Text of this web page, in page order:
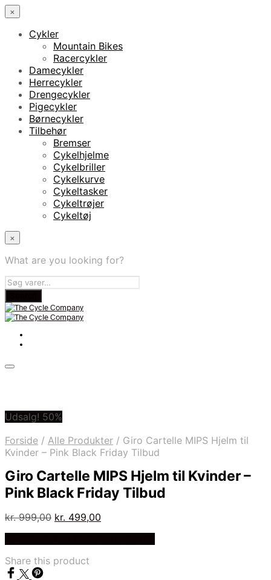
×
Cykler
Mountain Bikes
Racercykler
Damecykler
Herrecykler
Drengecykler
Pigecykler
Børnecykler
Tilbehør
Bremser
Cykelhjelme
Cykelbriller
Cykelkurve
Cykeltasker
Cykeltrøjer
Cykeltøj
×
What are you looking for?
Udsalg! 50%
Forside / Alle Produkter / Giro Cartelle MIPS Hjelm til
Kvinder – Pink Black Friday Tilbud
Giro Cartelle MIPS Hjelm til Kvinder –
Pink Black Friday Tilbud
kr.999,00 Den
kr. 999,00.
kr. 499,00
Share this product